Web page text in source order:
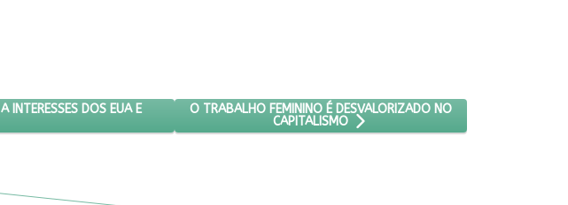
PAÍS A INTERESSES DOS EUA E AMEAÇA SOBERANIA, AFIRMA PESQUISADORA
INTERESSES DOS EUA E
PRÓXIMO ARTIGO: O TRABALHO FEMININO É DESVALORIZADO NO
O TRABALHO FEMININO É DESVALORIZADO NO
CAPITALISMO